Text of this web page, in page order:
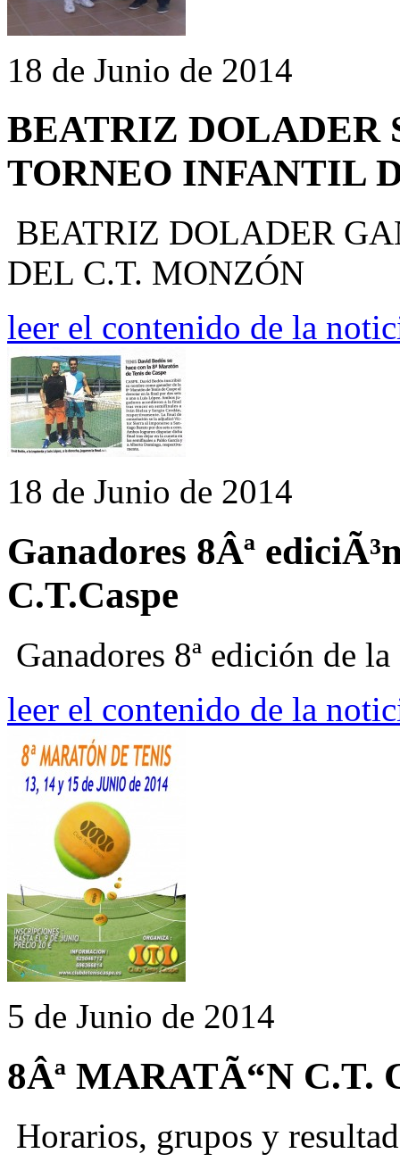
18 de Junio de 2014
BEATRIZ DOLADER
TORNEO INFANTIL
BEATRIZ DOLADER
DEL C.T. MONZÓN
leer el contenido de la
18 de Junio de 2014
Ganadores 8Âª
C.T.Caspe
Ganadores 8ª edición de
leer el contenido de la
5 de Junio de 2014
8Âª MARATÃ“N C.T.
Horarios, grupos y